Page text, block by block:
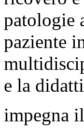
patologie
paziente
e la
impegna